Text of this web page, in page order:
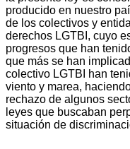
producido en nuestro
de los colectivos y
derechos LGTBI, cuyo
progresos que han
que más se han
colectivo LGTBI han
viento y marea,
rechazo de algunos
leyes que buscaban
situación de